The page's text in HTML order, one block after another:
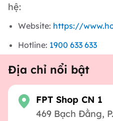
hệ:
Website: https://
Hotline: 1900 633 633
Địa chỉ nổi bật
FPT Shop CN 1
469 Bạch Đằng,